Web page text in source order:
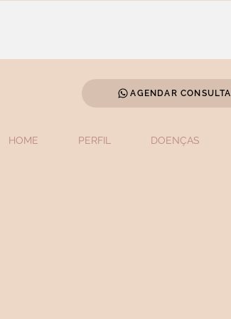
AGENDAR CONSULTA
HOME PERFIL DOENÇAS